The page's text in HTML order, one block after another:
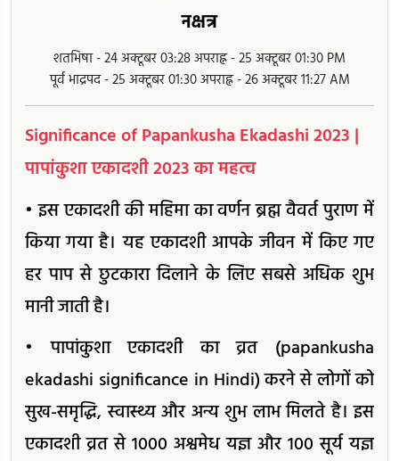
नक्षत्र
शतभिषा - 24 अक्टूबर 03:28 अपराह्न - 25 अक्टूबर 01:30 PM
पूर्व भाद्रपद - 25 अक्टूबर 01:30 अपराह्न - 26 अक्टूबर 11:27 AM
Significance of Papankusha Ekadashi 2023 |
पापांकुशा एकादशी 2023 का महत्व
• इस एकादशी की महिमा का वर्णन ब्रह्म वैवर्त पुराण में
किया गया है। यह एकादशी आपके जीवन में किए गए
हर पाप से छुटकारा दिलाने के लिए सबसे अधिक शुभ
मानी जाती है।
• पापांकुशा एकादशी का व्रत (papankusha
ekadashi significance in Hindi) करने से लोगों को
सुख-समृद्धि, स्वास्थ्य और अन्य शुभ लाभ मिलते है। इस
एकादशी व्रत से 1000 अश्वमेध यज्ञ और 100 सूर्य यज्ञ